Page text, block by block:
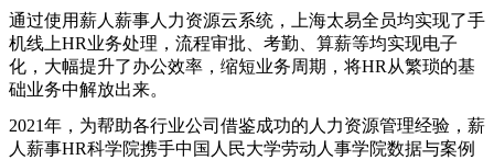
通过使用薪人薪事人力资源云系统，上海太易全员均实现了手
机线上HR业务处理，流程审批、考勤、算薪等均实现电子
化，大幅提升了办公效率，缩短业务周期，将HR 从繁琐的基
础业务中解放出来。
2021年，为帮助各行业公司借鉴成功的人力资源管理经验，薪
人薪事HR科学院携手中国人民大学劳动人事学院数据与案例